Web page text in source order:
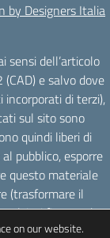
by Designers Italia
sensi dell’articolo
e salvo dove
di terzi),
sul sito sono
quindi liberi di
pubblico, esporre
questo materiale
(trasformare il
fine, anche
senza apporre
on our website.